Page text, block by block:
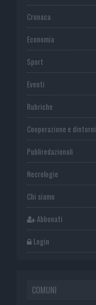
Cronaca
Economia
Sport
Eventi
Rubriche
Cooperazione e dintorni
Publiredazionali
Necrologie
Chi siamo
Abbonati
Login
COMUNI